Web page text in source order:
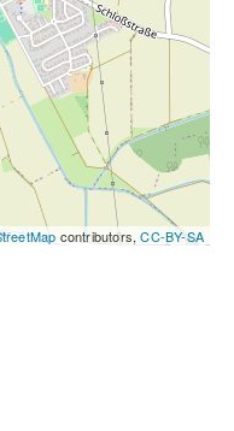
contributors,CC-BY-SA